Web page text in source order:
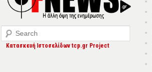
Search
Κατασκευή Ιστοσελίδων tcp.gr Project